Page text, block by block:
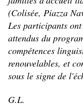
(Colisée, Piazza
Les participants
attendus du
compétences
renouvelables, et
sous le signe de
G.L.